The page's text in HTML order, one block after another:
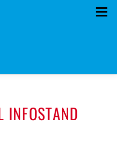
Menü
KONTAKT
INFOSTAND